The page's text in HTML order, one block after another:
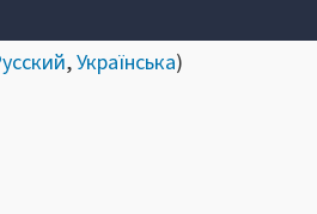
,Українська)